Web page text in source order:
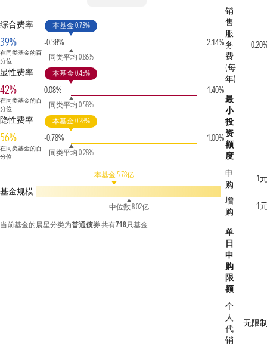
综合费率
39%
在同类基金的百
分位
-0.38%
本基金 0.73%
同类平均 0.86%
2.14%
显性费率
42%
在同类基金的百
分位
0.08%
本基金 0.45%
同类平均 0.58%
1.40%
隐性费率
56%
在同类基金的百
分位
-0.78%
本基金 0.28%
同类平均 0.28%
1.00%
基金规模
本基金 5.78亿
中位数 8.02亿
当前基金的晨星分类为普通债券共有718只基金
销
售
服
务
费
(每
年)
最
小
投
资
额
度
申
购
1
增
购
1
单
日
申
购
限
额
个
人
代
销
无限